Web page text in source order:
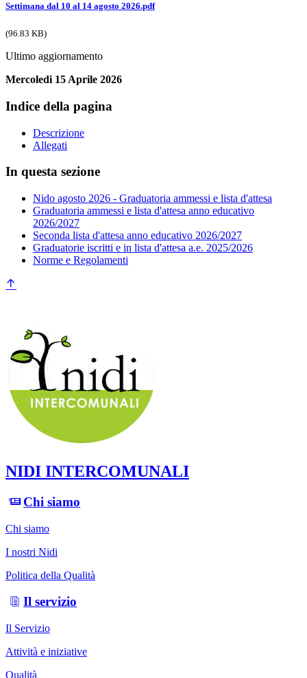
Settimana dal 10 al 14 agosto 2026.pdf
(96.83 KB)
Ultimo aggiornamento
Mercoledi 15 Aprile 2026
Indice della pagina
Descrizione
Allegati
In questa sezione
Nido agosto 2026 - Graduatoria ammessi e lista d'attesa
Graduatoria ammessi e lista d'attesa anno educativo
2026/2027
Seconda lista d'attesa anno educativo 2026/2027
Graduatorie iscritti e in lista d'attesa a.e. 2025/2026
Norme e Regolamenti
NIDI INTERCOMUNALI
Chi siamo
Chi siamo
I nostri Nidi
Politica della Qualità
Il servizio
Il Servizio
Attività e iniziative
Qualità